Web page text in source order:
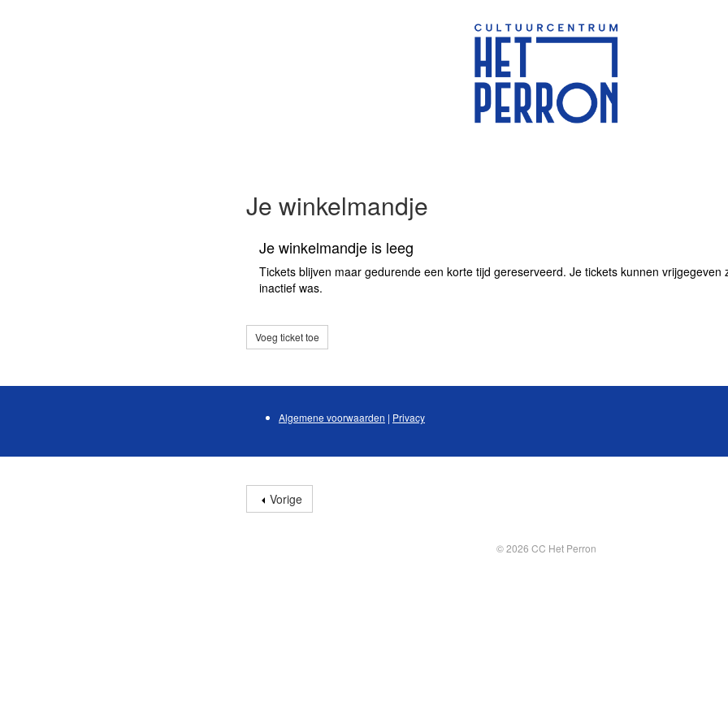
Je winkelmandje
Je winkelmandje is leeg
Tickets blijven maar gedurende een korte tijd gereserveerd. Je tickets kunnen vrijgegeven
inactief was.
Voeg ticket toe
Algemene voorwaarden | Privacy
Vorige
© 2026 CC Het Perron